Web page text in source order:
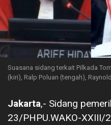
Suasana sidang terkait Pilkada
(kiri), Ralp Poluan (tengah),
Jakarta,- Sidang
23/PHPU.WAKO-XXIII/